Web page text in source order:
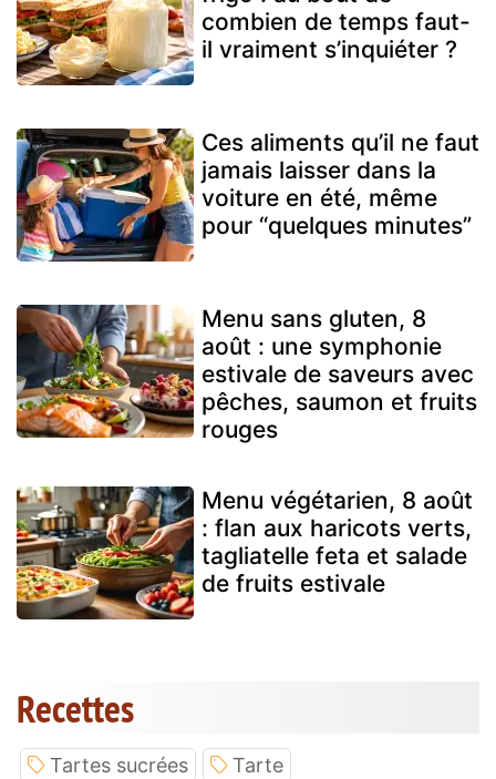
combien de temps faut-
il vraiment s’inquiéter ?
Ces aliments qu’il ne faut
jamais laisser dans la
voiture en été, même
pour “quelques minutes”
Menu sans gluten, 8
août : une symphonie
estivale de saveurs avec
pêches, saumon et fruits
rouges
Menu végétarien, 8 août
: flan aux haricots verts,
tagliatelle feta et salade
de fruits estivale
Recettes
Tartes sucrées
Tarte